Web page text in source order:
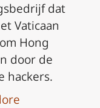
dat
Vaticaan
Hong
door de
hackers.